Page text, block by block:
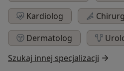
Kardiolog
Chirurg
Dermatolog
Szukaj innej specjalizacji